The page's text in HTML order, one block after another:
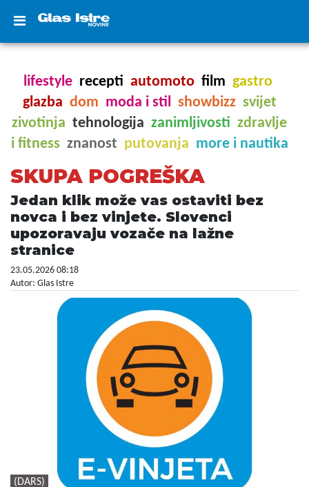
lifestyle recepti automoto film gastro
glazba dom moda i stil showbizz svijet
zivotinja tehnologija zanimljivosti zdravlje
i fitness znanost putovanja more i nautika
SKUPA POGREŠKA
Jedan klik može vas ostaviti bez
novca i bez vinjete. Slovenci
upozoravaju vozače na lažne
stranice
23.05.2026 08:18
Autor: Glas Istre
(DARS)